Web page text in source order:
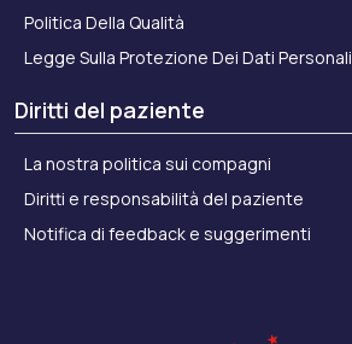
Politica Della Qualità
Legge Sulla Protezione Dei Dati Personali
Diritti del paziente
La nostra politica sui compagni
Diritti e responsabilità del paziente
Notifica di feedback e suggerimenti